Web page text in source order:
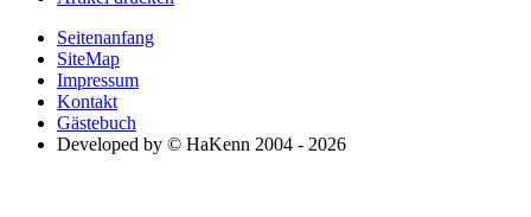
Seitenanfang
SiteMap
Impressum
Kontakt
Gästebuch
Developed by © HaKenn 2004 - 2026